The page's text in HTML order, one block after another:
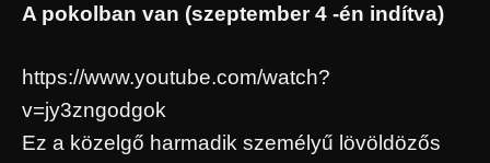
A pokolban van (szeptember 4 -én indítva)
https://www.youtube.com/watch?
v=jy3zngodgok
Ez a közelgő harmadik személyű lövöldözős